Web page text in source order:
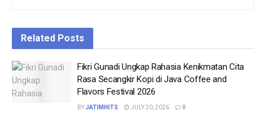
Related Posts
Fikri Gunadi Ungkap Rahasia Kenikmatan Cita
Rasa Secangkir Kopi di Java Coffee and
Flavors Festival 2026
BYJATIMHITS JULY 20, 2026 0